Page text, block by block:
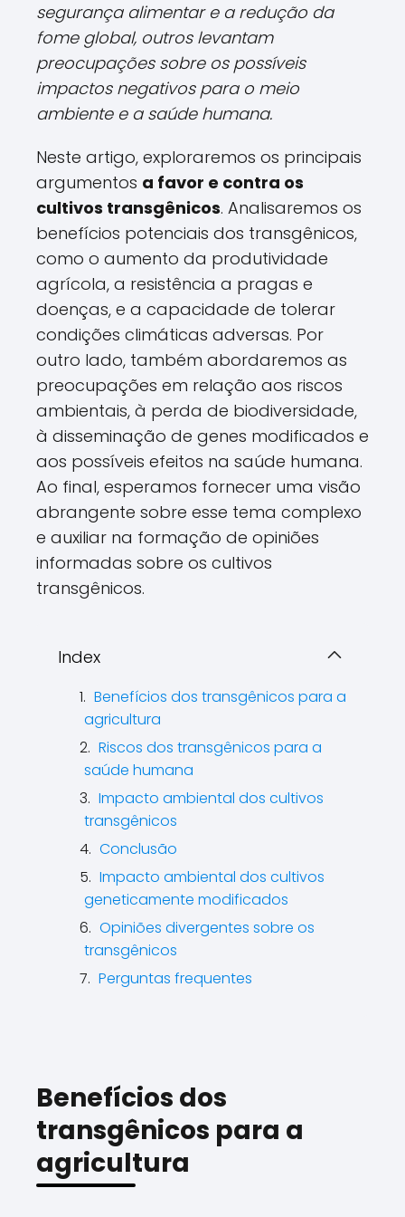
segurança alimentar e a redução da
fome global, outros levantam
preocupações sobre os possíveis
impactos negativos para o meio
ambiente e a saúde humana.
Neste artigo, exploraremos os principais
argumentos a favor e contra os
cultivos transgênicos. Analisaremos os
benefícios potenciais dos transgênicos,
como o aumento da produtividade
agrícola, a resistência a pragas e
doenças, e a capacidade de tolerar
condições climáticas adversas. Por
outro lado, também abordaremos as
preocupações em relação aos riscos
ambientais, à perda de biodiversidade,
à disseminação de genes modificados e
aos possíveis efeitos na saúde humana.
Ao final, esperamos fornecer uma visão
abrangente sobre esse tema complexo
e auxiliar na formação de opiniões
informadas sobre os cultivos
transgênicos.
Index
Benefícios dos transgênicos para a
agricultura
Riscos dos transgênicos para a
saúde humana
Impacto ambiental dos cultivos
transgênicos
Conclusão
Impacto ambiental dos cultivos
geneticamente modificados
Opiniões divergentes sobre os
transgênicos
Perguntas frequentes
Benefícios dos
transgênicos para a
agricultura